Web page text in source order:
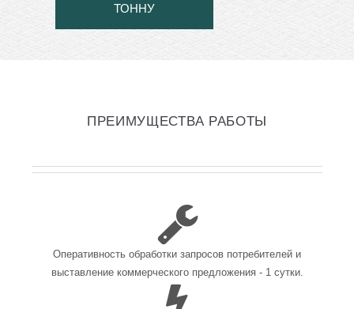
ТОННУ
ПРЕИМУЩЕСТВА РАБОТЫ
Оперативность обработки запросов потребителей и
выставление коммерческого предложения - 1 сутки.